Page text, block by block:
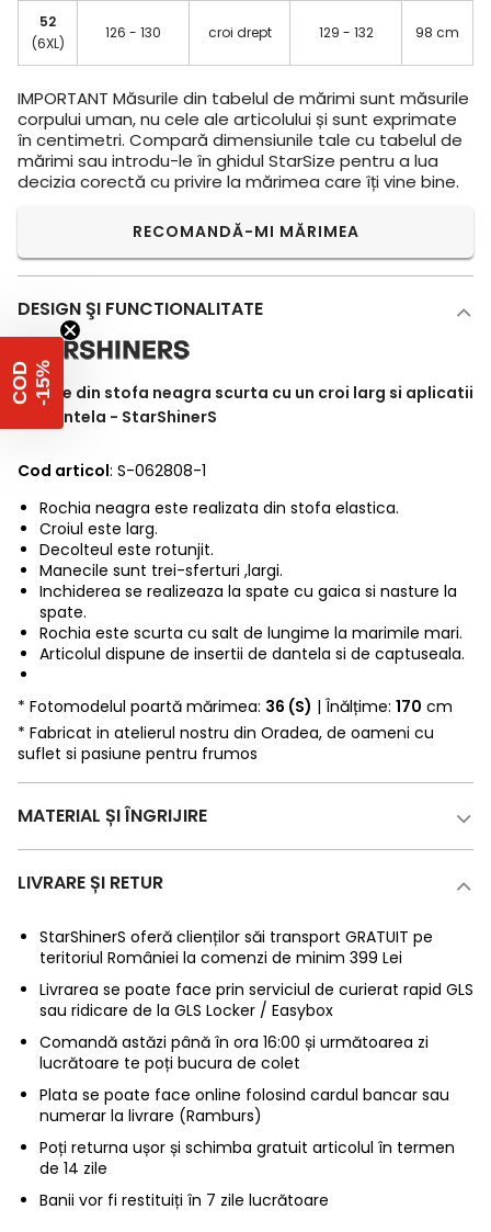
52
(6XL)
126 - 130 croi drept 129 - 132 98 cm
IMPORTANT Măsurile din tabelul de mărimi sunt măsurile
corpului uman, nu cele ale articolului și sunt exprimate
în centimetri. Compară dimensiunile tale cu tabelul de
mărimi sau introdu-le în ghidul StarSize pentru a lua
decizia corectă cu privire la mărimea care îți vine bine.
RECOMANDĂ-MI MĂRIMEA
DESIGN ŞI FUNCTIONALITATE
Rochie din stofa neagra scurta cu un croi larg si aplicatii
de dantela - StarShinerS
Cod articol: S-062808-1
Rochia neagra este realizata din stofa elastica.
Croiul este larg.
Decolteul este rotunjit.
Manecile sunt trei-sferturi ,largi.
Inchiderea se realizeaza la spate cu gaica si nasture la
spate.
Rochia este scurta cu salt de lungime la marimile mari.
Articolul dispune de insertii de dantela si de captuseala.
* Fotomodelul poartă mărimea: 36 (S) | Înălțime: 170 cm
* Fabricat in atelierul nostru din Oradea, de oameni cu
suflet si pasiune pentru frumos
MATERIAL ȘI ÎNGRIJIRE
LIVRARE ȘI RETUR
StarShinerS oferă clienților săi transport GRATUIT pe
teritoriul României la comenzi de minim 399 Lei
Livrarea se poate face prin serviciul de curierat rapid GLS
sau ridicare de la GLS Locker / Easybox
Comandă astăzi până în ora 16:00 și următoarea zi
lucrătoare te poți bucura de colet
Plata se poate face online folosind cardul bancar sau
numerar la livrare (Ramburs)
Poți returna ușor și schimba gratuit articolul în termen
de 14 zile
Banii vor fi restituiți în 7 zile lucrătoare
C
O
D
-
1
5 %